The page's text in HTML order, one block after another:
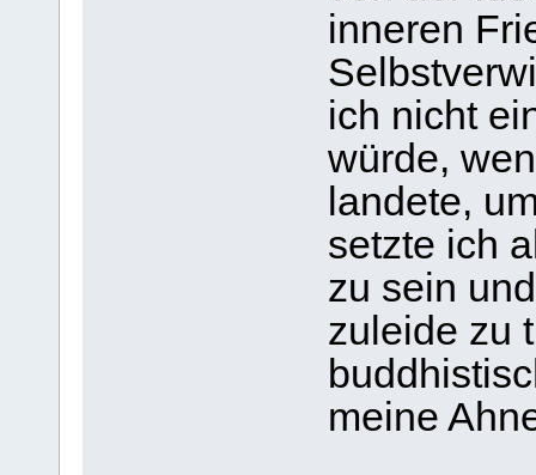
inneren
ich nicht
würde,
landete,
setzte ich
zu sein
zuleide zu
meine